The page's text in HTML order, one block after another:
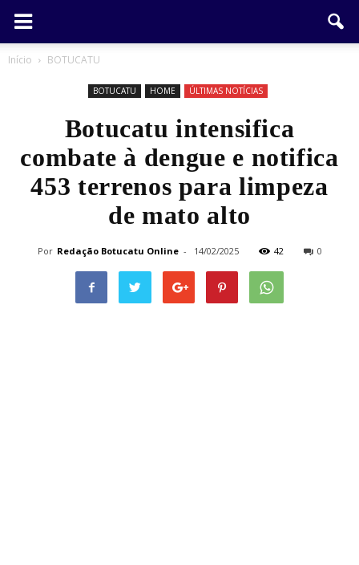
Início BOTUCATU
BOTUCATU HOME ÚLTIMAS NOTÍCIAS
Botucatu intensifica
combate à dengue e notifica
453 terrenos para limpeza
de mato alto
Por Redação Botucatu Online - 14/02/2025 42 0